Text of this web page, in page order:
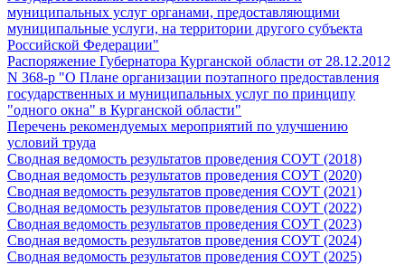
муниципальных услуг органами, предоставляющими
муниципальные услуги, на территории другого субъекта
Российской Федерации"
Распоряжение Губернатора Курганской области от 28.12.2012
N 368-р "О Плане организации поэтапного предоставления
государственных и муниципальных услуг по принципу
"одного окна" в Курганской области"
Перечень рекомендуемых мероприятий по улучшению
условий труда
Сводная ведомость результатов проведения СОУТ (2018)
Сводная ведомость результатов проведения СОУТ (2020)
Сводная ведомость результатов проведения СОУТ (2021)
Сводная ведомость результатов проведения СОУТ (2022)
Сводная ведомость результатов проведения СОУТ (2023)
Сводная ведомость результатов проведения СОУТ (2024)
Сводная ведомость результатов проведения СОУТ (2025)